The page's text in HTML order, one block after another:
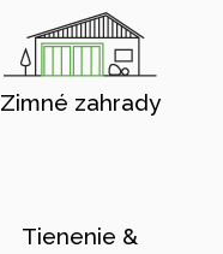
Zimné zahrady
Tienenie &